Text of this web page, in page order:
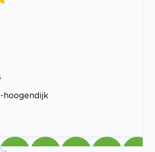
hoogendijk